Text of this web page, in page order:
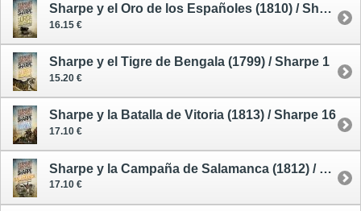
Sharpe y el Oro de los Españoles (1810) / Sharpe 9
16.15 €
Sharpe y el Tigre de Bengala (1799) / Sharpe 1
15.20 €
Sharpe y la Batalla de Vitoria (1813) / Sharpe 16
17.10 €
Sharpe y la Campaña de Salamanca (1812) / Sharpe 14
17.10 €